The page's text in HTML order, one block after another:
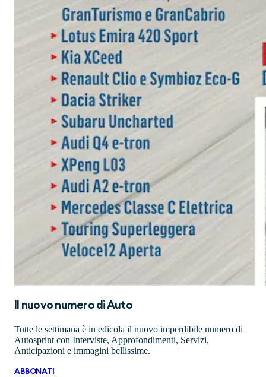
Il nuovo numero diAuto
Tutte le settimana è in edicola il nuovo imperdibile numero di
Autosprint con Interviste, Approfondimenti, Servizi,
Anticipazioni e immagini bellissime.
ABBONATI